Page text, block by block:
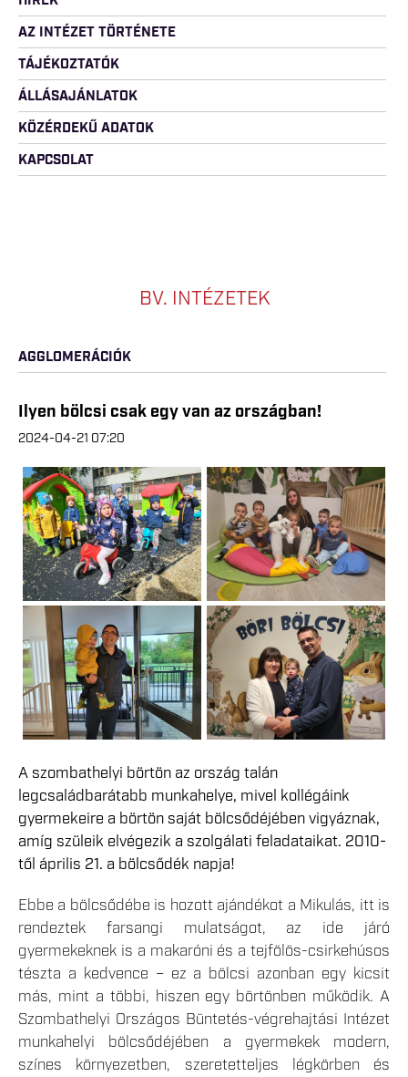
AZ INTÉZET TÖRTÉNETE
TÁJÉKOZTATÓK
ÁLLÁSAJÁNLATOK
KÖZÉRDEKŰ ADATOK
KAPCSOLAT
BV. INTÉZETEK
AGGLOMERÁCIÓK
Ilyen bölcsi csak egy van az országban!
2024-04-21 07:20
A szombathelyi börtön az ország talán
legcsaládbarátabb munkahelye, mivel kollégáink
gyermekeire a börtön saját bölcsődéjében vigyáznak,
amíg szüleik elvégezik a szolgálati feladataikat. 2010-
től április 21. a bölcsődék napja!
Ebbe a bölcsődébe is hozott ajándékot a Mikulás, itt is
rendeztek farsangi mulatságot, az ide járó
gyermekeknek is a makaróni és a tejfölös-csirkehúsos
tészta a kedvence – ez a bölcsi azonban egy kicsit
más, mint a többi, hiszen egy börtönben működik. A
Szombathelyi Országos Büntetés-végrehajtási Intézet
munkahelyi bölcsődéjében a gyermekek modern,
színes környezetben, szeretetteljes légkörben és